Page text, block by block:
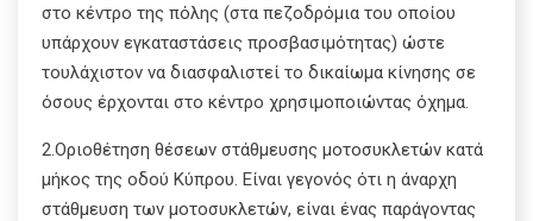
στο κέντρο της πόλης (στα πεζοδρόμια του οποίου
υπάρχουν εγκαταστάσεις προσβασιμότητας) ώστε
τουλάχιστον να διασφαλιστεί το δικαίωμα κίνησης σε
όσους έρχονται στο κέντρο χρησιμοποιώντας όχημα.
2.Οριοθέτηση θέσεων στάθμευσης μοτοσυκλετών κατά
μήκος της οδού Κύπρου. Είναι γεγονός ότι η άναρχη
στάθμευση των μοτοσυκλετών, είναι ένας παράγοντας